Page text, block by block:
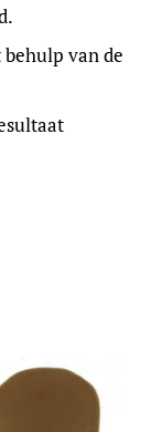
van de